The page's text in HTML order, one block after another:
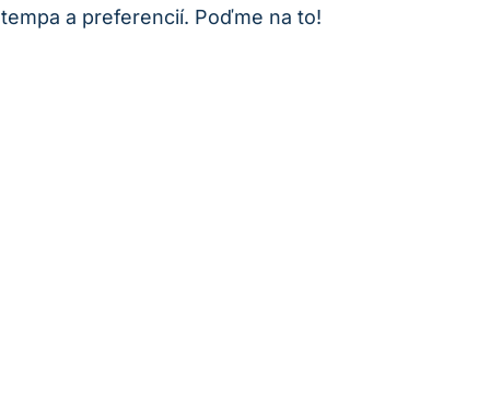
a preferencií. ⁣Poďme na ‍to!